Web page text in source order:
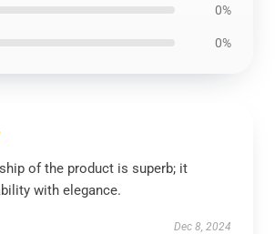
0%
0%
of the product is superb; it
with elegance.
Dec 8, 2024